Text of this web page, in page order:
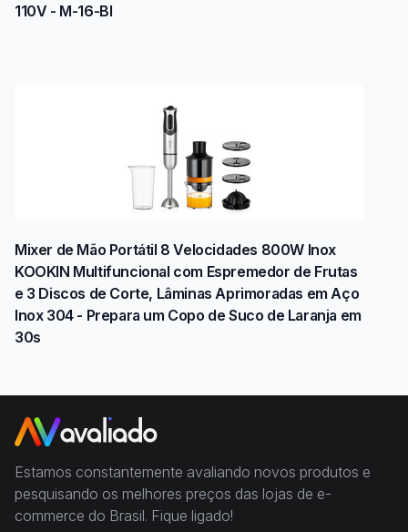
110V - M-16-BI
Mixer de Mão Portátil 8 Velocidades 800W Inox
KOOKIN Multifuncional com Espremedor de Frutas
e 3 Discos de Corte, Lâminas Aprimoradas em Aço
Inox 304 - Prepara um Copo de Suco de Laranja em
30s
Estamos constantemente avaliando novos produtos e
pesquisando os melhores preços das lojas de e-
commerce do Brasil. Fique ligado!